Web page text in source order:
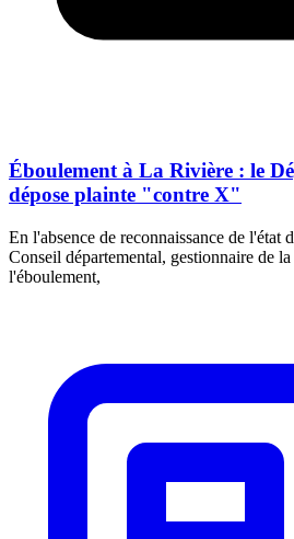
Éboulement à La Rivière : le
dépose plainte "contre X"
En l'absence de reconnaissance de l'état
Conseil départemental, gestionnaire de
l'éboulement,